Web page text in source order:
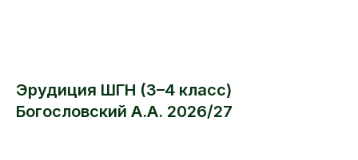
Эрудиция ШГН (3–4 класс)
Богословский А.А. 2026/27